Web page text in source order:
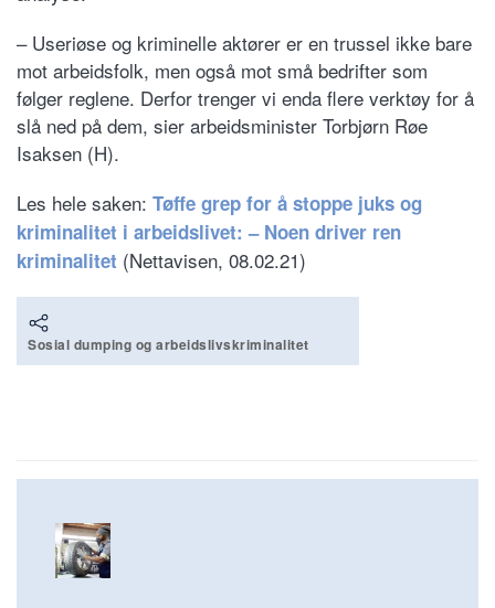
– Useriøse og kriminelle aktører er en trussel ikke bare
mot arbeidsfolk, men også mot små bedrifter som
følger reglene. Derfor trenger vi enda flere verktøy for å
slå ned på dem, sier arbeidsminister Torbjørn Røe
Isaksen (H).
Les hele saken: Tøffe grep for å stoppe juks og
kriminalitet i arbeidslivet: – Noen driver ren
kriminalitet (Nettavisen, 08.02.21)
Sosial dumping og arbeidslivskriminalitet